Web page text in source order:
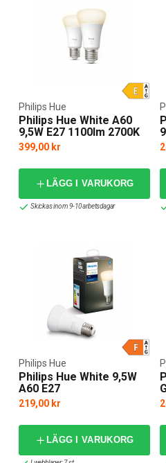
Philips Hue White A60
9,5W E27 1100lm 2700K
2-pack
Philips Hue
399,00 kr
LÄGG I VARUKORG
Skickas inom 9-10 arbetsdagar
Philips Hue White 9,5W
A60 E27
Philips Hue
219,00 kr
LÄGG I VARUKORG